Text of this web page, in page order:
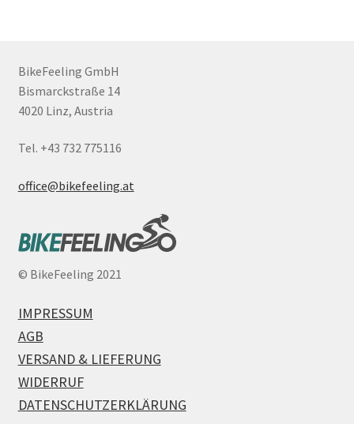
BikeFeeling GmbH
Bismarckstraße 14
4020 Linz, Austria
Tel. +43 732 775116
office@bikefeeling.at
© BikeFeeling 2021
IMPRESSUM
AGB
VERSAND & LIEFERUNG
WIDERRUF
DATENSCHUTZERKLÄRUNG